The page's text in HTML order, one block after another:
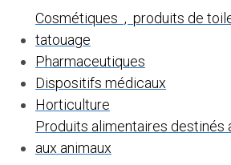
Cosmétiques , produits de
tatouage
Pharmaceutiques
Dispositifs médicaux
Horticulture
Produits alimentaires destinés
aux animaux